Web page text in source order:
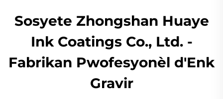
Sosyete Zhongshan Huaye
Ink Coatings Co., Ltd. -
Fabrikan Pwofesyonèl d'Enk
Gravir